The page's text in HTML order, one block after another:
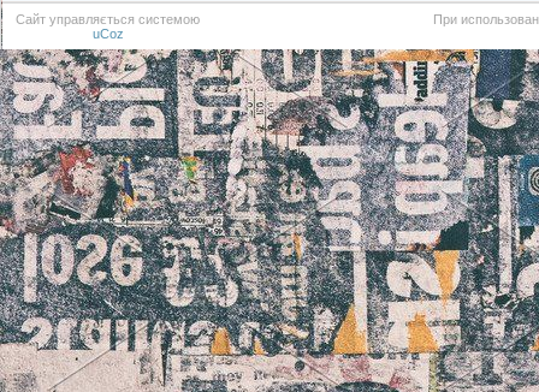
Сайт управляється системою
uCoz
При